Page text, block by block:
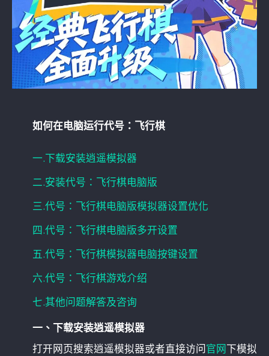
如何在电脑运行代号：飞行棋
一.下载安装逍遥模拟器
二.安装代号：飞行棋电脑版
三.代号：飞行棋电脑版模拟器设置优化
四.代号：飞行棋电脑版多开设置
五.代号：飞行棋模拟器电脑按键设置
六.代号：飞行棋游戏介绍
七.其他问题解答及咨询
一、下载安装逍遥模拟器
打开网页搜索逍遥模拟器或者直接访问官网下模拟